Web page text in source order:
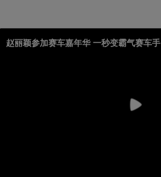
赵丽颖参加赛车嘉年华 一秒变霸气赛车手